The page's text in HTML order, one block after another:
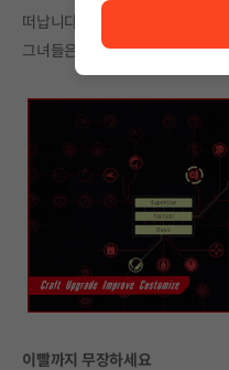
떠납니다.
그녀들은 그들이 무엇을 밝혀낼
이빨까지 무장하세요